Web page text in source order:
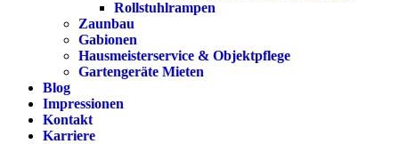
Rollstuhlrampen
Zaunbau
Gabionen
Hausmeisterservice & Objektpflege
Gartengeräte Mieten
Blog
Impressionen
Kontakt
Karriere